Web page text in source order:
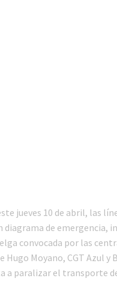
jueves 10 de abril, las
de emergencia,
convocada por las
Hugo Moyano, CGT Azul y
a paralizar el transporte